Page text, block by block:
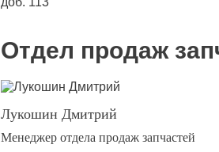
Отдел продаж
Лукошин Дмитрий
Менеджер отдела продаж запчастей